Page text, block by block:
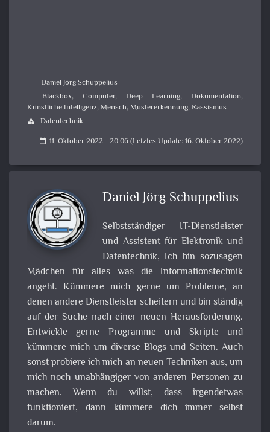
Daniel Jörg Schuppelius
Blackbox, Computer, Deep Learning, Dokumentation,
Künstliche Intelligenz, Mensch, Mustererkennung,Rassismus
category Datentechnik
calendar_today 11. Oktober 2022 - 20:06 (Letztes Update: 16. Oktober 2022)
Daniel Jörg Schuppelius
Selbstständiger IT-Dienstleister
und Assistent für Elektronik und
Datentechnik, Ich bin sozusagen
Mädchen für alles was die Informationstechnik
angeht. Kümmere mich gerne um Probleme, an
denen andere Dienstleister scheitern und bin ständig
auf der Suche nach einer neuen Herausforderung.
Entwickle gerne Programme und Skripte und
kümmere mich um diverse Blogs und Seiten. Auch
sonst probiere ich mich an neuen Techniken aus, um
mich noch unabhängiger von anderen Personen zu
machen. Wenn du willst, dass irgendetwas
funktioniert, dann kümmere dich immer selbst
darum.